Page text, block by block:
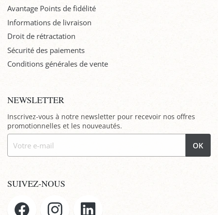
Avantage Points de fidélité
Informations de livraison
Droit de rétractation
Sécurité des paiements
Conditions générales de vente
NEWSLETTER
Inscrivez-vous à notre newsletter pour recevoir nos offres
promotionnelles et les nouveautés.
OK
SUIVEZ-NOUS